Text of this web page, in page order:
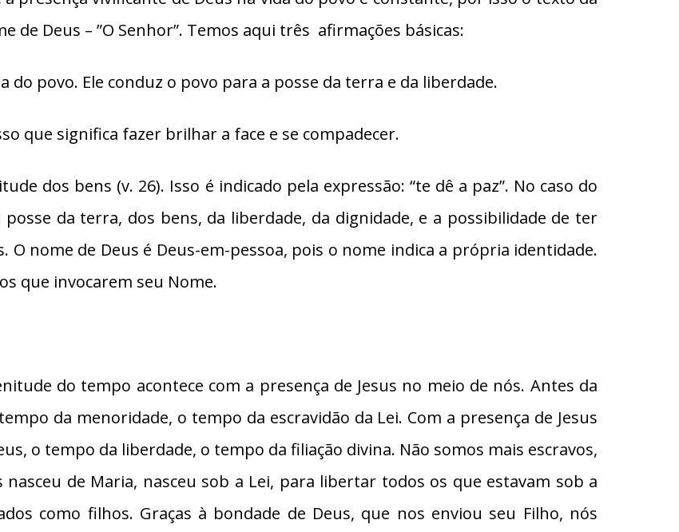
de Deus – ”O Senhor”. Temos aqui três afirmações básicas:
do povo. Ele conduz o povo para a posse da terra e da liberdade.
que significa fazer brilhar a face e se compadecer.
dos bens (v. 26). Isso é indicado pela expressão: “te dê a paz”. No caso do
da terra, dos bens, da liberdade, da dignidade, e a possibilidade de ter
O nome de Deus é Deus-em-pessoa, pois o nome indica a própria identidade.
que invocarem seu Nome.
do tempo acontece com a presença de Jesus no meio de nós. Antes da
da menoridade, o tempo da escravidão da Lei. Com a presença de Jesus
o tempo da liberdade, o tempo da filiação divina. Não somos mais escravos,
nasceu de Maria, nasceu sob a Lei, para libertar todos os que estavam sob a
como filhos. Graças à bondade de Deus, que nos enviou seu Filho, nós